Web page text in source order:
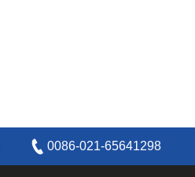
0086-021-65641298